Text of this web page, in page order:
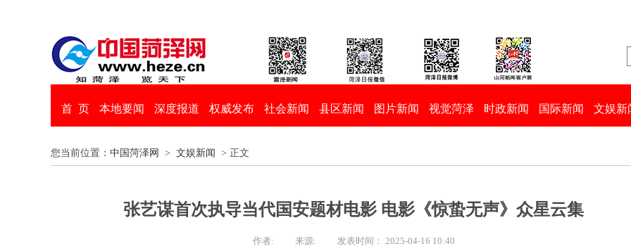
首 页 本地要闻 深度报道 权威发布 社会新闻 县区新闻 图片新闻 视觉菏泽 时政新闻 国际新闻 文娱新
您当前位置： 中国菏泽网 > 文娱新闻 > 正文
张艺谋首次执导当代国安题材电影 电影《惊蛰无声》众星云集
作者: 来源: 发表时间： 2025-04-16 10:40